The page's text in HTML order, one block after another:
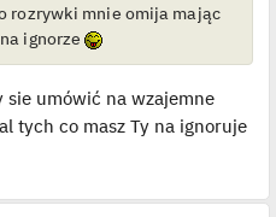
rozrywki mnie omija mając
ignorze
sie umówić na wzajemne
tych co masz Ty na ignoruje